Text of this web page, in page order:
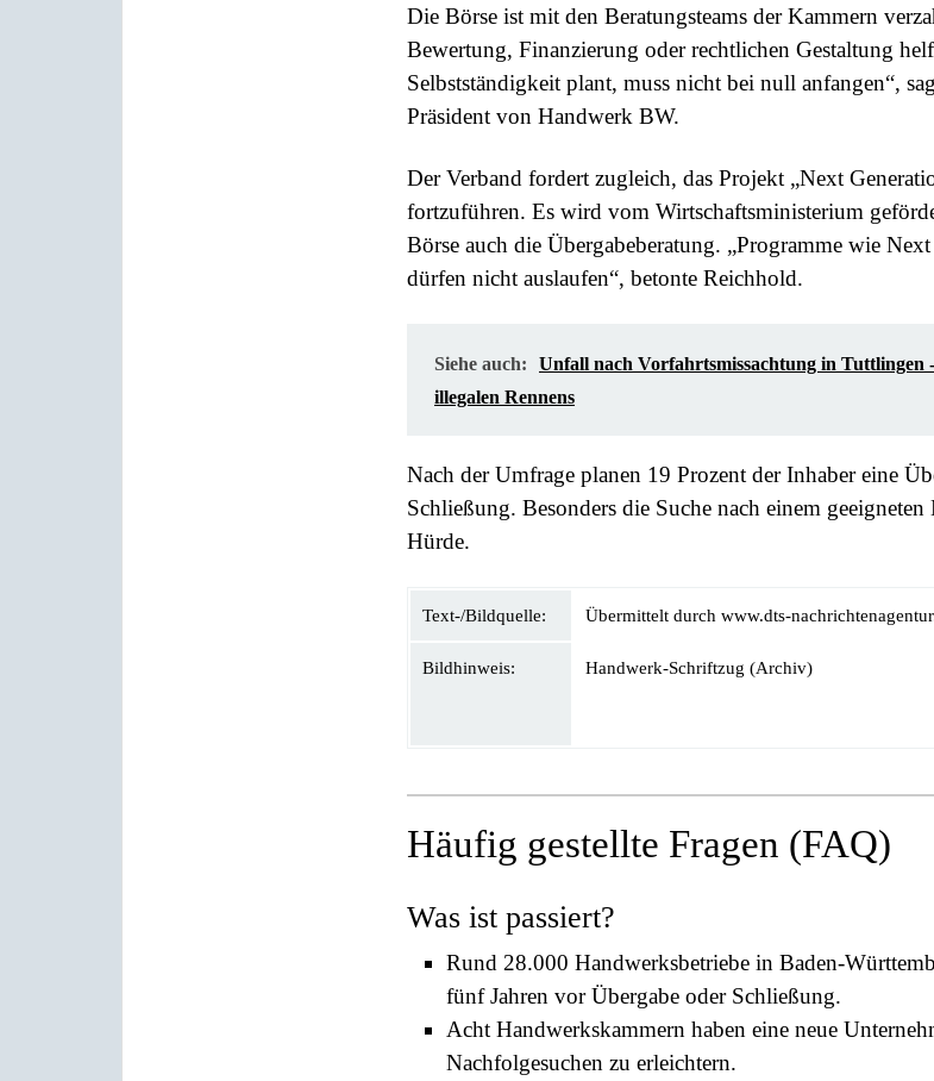
Die Börse ist mit den Beratungsteams der Kammern
Bewertung, Finanzierung oder rechtlichen Gestaltung
Selbstständigkeit plant, muss nicht bei null anfangen“,
Präsident von Handwerk BW.
Der Verband fordert zugleich, das Projekt „Next
fortzuführen. Es wird vom Wirtschaftsministerium
Börse auch die Übergabeberatung. „Programme wie
dürfen nicht auslaufen“, betonte Reichhold.
Siehe auch:
Unfall nach Vorfahrtsmissachtung in Tuttlingen
illegalen Rennens
Nach der Umfrage planen 19 Prozent der Inhaber eine
Schließung. Besonders die Suche nach einem
Hürde.
Text-/Bildquelle: Übermittelt durch www.dts-
Bildhinweis: Handwerk-Schriftzug (Archiv)
Häufig gestellte Fragen (FAQ)
Was ist passiert?
Rund 28.000 Handwerksbetriebe in Baden-
fünf Jahren vor Übergabe oder Schließung.
Acht Handwerkskammern haben eine neue
Nachfolgesuchen zu erleichtern.